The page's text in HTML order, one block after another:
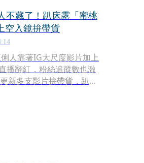
不藏了！趴床露「蜜桃
入鏡拚帶貨
人靠著IG大尺度影片加上
播翻紅，粉絲追蹤數也激
新多支影片拚帶貨，趴床